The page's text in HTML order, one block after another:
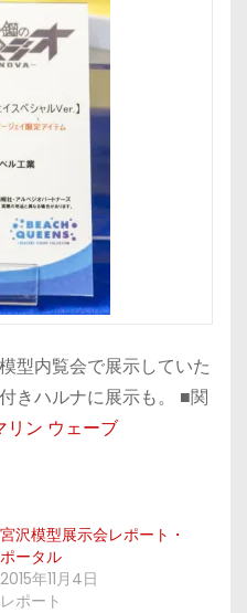
型内覧会で展示していた
きハルナに展示も。 ■関
リン ウェーブ
宮沢模型展示会レポート・
ポータル
2015年11月4日
レポート